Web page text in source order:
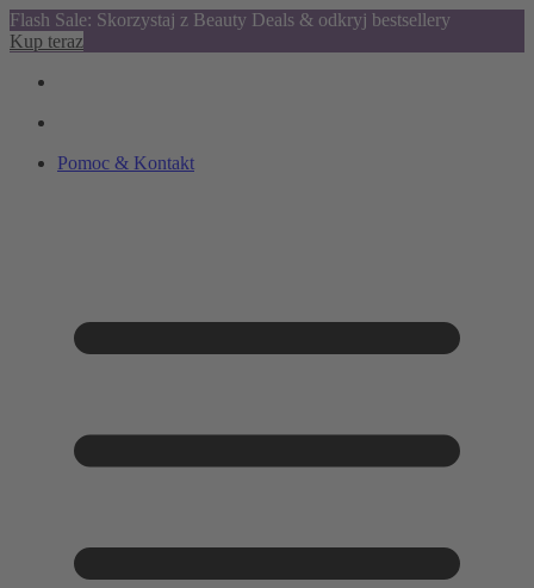
Flash Sale: Skorzystaj z Beauty Deals & odkryj bestsellery
Kup teraz
Pomoc & Kontakt